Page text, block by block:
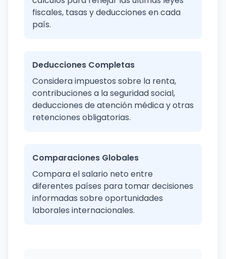
fiscales, tasas y deducciones en cada
país.
Deducciones Completas
Considera impuestos sobre la renta,
contribuciones a la seguridad social,
deducciones de atención médica y otras
retenciones obligatorias.
Comparaciones Globales
Compara el salario neto entre
diferentes países para tomar decisiones
informadas sobre oportunidades
laborales internacionales.